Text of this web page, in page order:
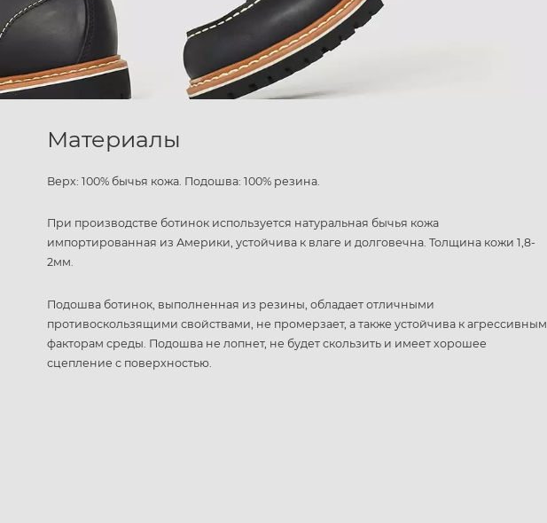
Материалы
Верх: 100% бычья кожа. Подошва: 100% резина.
При производстве ботинок используется натуральная бычья кожа
импортированная из Америки, устойчива к влаге и долговечна. Толщина кожи 1,8-
2мм.
Подошва ботинок, выполненная из резины, обладает отличными
противоскользящими свойствами, не промерзает, а также устойчива к агрессивным
факторам среды. Подошва не лопнет, не будет скользить и имеет хорошее
сцепление с поверхностью.